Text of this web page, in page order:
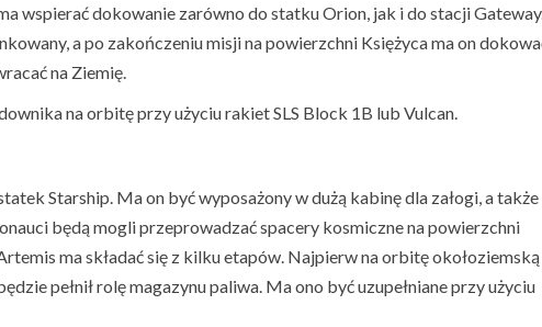
wspierać dokowanie zarówno do statku Orion, jak i do stacji Gateway.
a po zakończeniu misji na powierzchni Księżyca ma on
na Ziemię.
na orbitę przy użyciu rakiet SLS Block 1B lub Vulcan.
Starship. Ma on być wyposażony w dużą kabinę dla załogi, a także
będą mogli przeprowadzać spacery kosmiczne na powierzchni
ma składać się z kilku etapów. Najpierw na orbitę okołoziemską
pełnił rolę magazynu paliwa. Ma ono być uzupełniane przy użyciu